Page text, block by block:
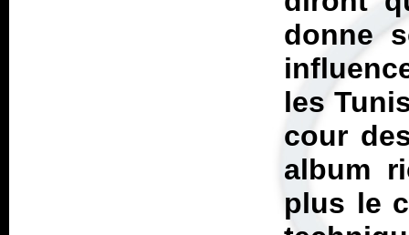
donne
les
cour
album
plus le